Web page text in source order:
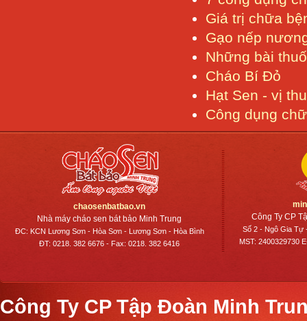
Giá trị chữa
Gạo nếp
Những bài
Cháo Bí Đỏ
Hạt Sen - vị
Công dụng
chaosenbatbao.vn
Nhà máy cháo sen bát bảo Minh Trung
ĐC: KCN Lương Sơn - Hòa Sơn - Lương Sơn - Hòa Bình
ĐT: 0218. 382 6676 - Fax: 0218. 382 6416
Công Ty CP
Số 2 - Ngô Gia Tự
MST: 2400329730
Công Ty CP Tập Đoàn Minh